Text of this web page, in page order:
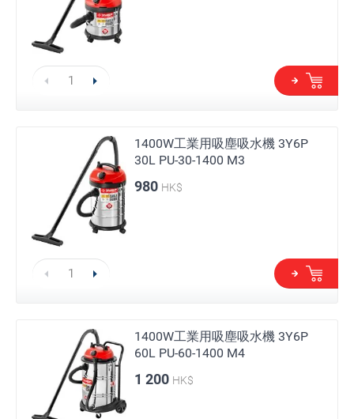
1400W工業用吸塵吸水機 3Y6P
30L PU-30-1400 M3
980 HK$
1400W工業用吸塵吸水機 3Y6P
60L PU-60-1400 M4
1 200 HK$